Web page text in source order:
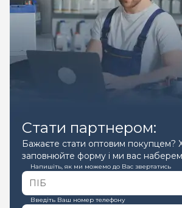
Стати партнером:
Бажаєте стати оптовим покупцем?
заповнюйте форму і ми вас
Напишіть, як ми можемо до Вас звертатись
Введіть Ваш номер телефону